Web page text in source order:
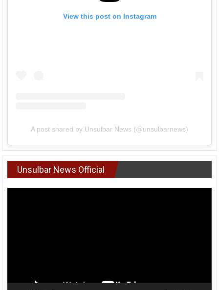
View this post on Instagram
A post shared by Unsulbar News (@unsulbarnews)
Unsulbar News Official